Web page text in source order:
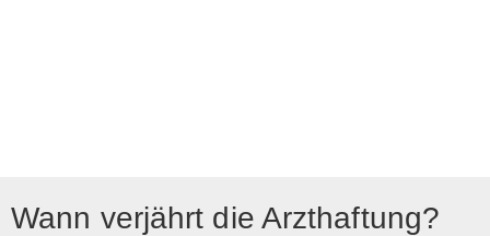
Wann verjährt die Arzthaftung?